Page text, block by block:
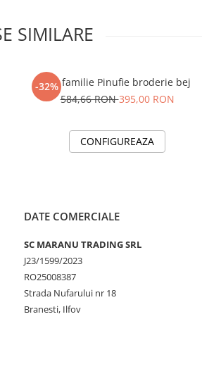
SIMILARE
-32%
Set familie Pinufie broderie bej
584,66 RON395,00 RON
CONFIGUREAZA
DATE COMERCIALE
SC MARANU TRADING SRL
J23/1599/2023
RO25008387
Strada Nufarului nr 18
Branesti, Ilfov